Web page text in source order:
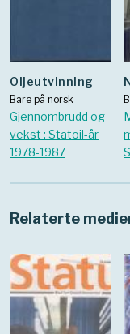
oljeutvinning
Bare på norsk
Gjennombrudd og
vekst : Statoil-år
1978-1987
Relaterte